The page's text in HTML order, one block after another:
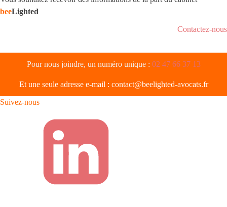
beeLighted
Contactez-nous
Pour nous joindre, un numéro unique : 02 47 66 37 13
Et une seule adresse e-mail : contact@beelighted-avocats.fr
Suivez-nous